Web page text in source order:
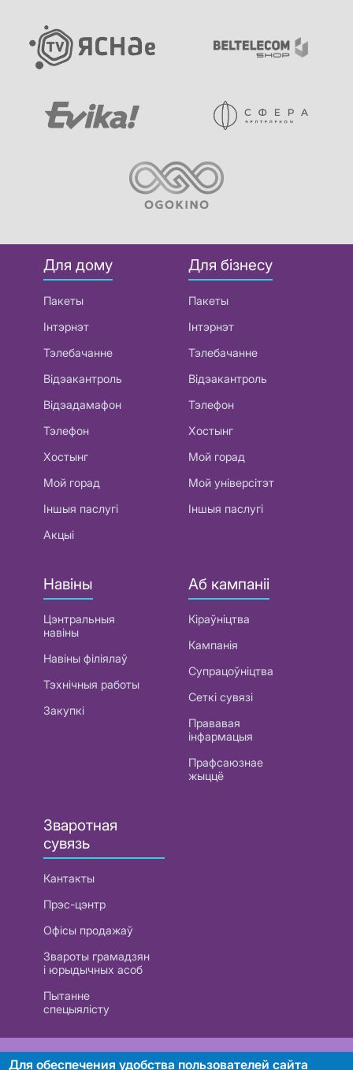
Для дому
Пакеты
Інтэрнэт
Тэлебачанне
Відэакантроль
Відэадамафон
Тэлефон
Хостынг
Мой горад
Іншыя паслугі
Акцыі
Для бізнесу
Пакеты
Інтэрнэт
Тэлебачанне
Відэакантроль
Тэлефон
Хостынг
Мой горад
Мой універсітэт
Іншыя паслугі
Навіны
Цэнтральныя
навіны
Навіны філіялаў
Тэхнічныя работы
Закупкі
Аб кампаніі
Кіраўніцтва
Кампанія
Супрацоўніцтва
Сеткі сувязі
Прававая
інфармацыя
Прафсаюзнае
жыццё
Зваротная
сувязь
Кантакты
Прэс-цэнтр
Офісы продажаў
Звароты грамадзян
і юрыдычных асоб
Пытанне
спецыялісту
РУП «Белтэлекам». УНП 101007741
Для обеспечения удобства пользователей сайта